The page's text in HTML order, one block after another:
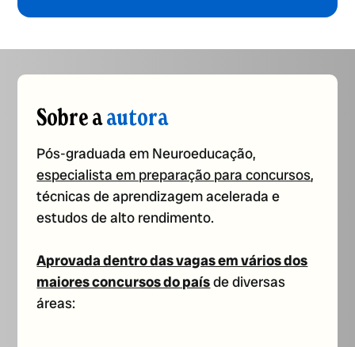
Sobre aautora
Pós-graduada em Neuroeducação,
especialista em preparação para concursos,
técnicas de aprendizagem acelerada e
estudos de alto rendimento.
Aprovada dentro das vagas em vários dos
maiores concursos do paísde diversas
áreas: